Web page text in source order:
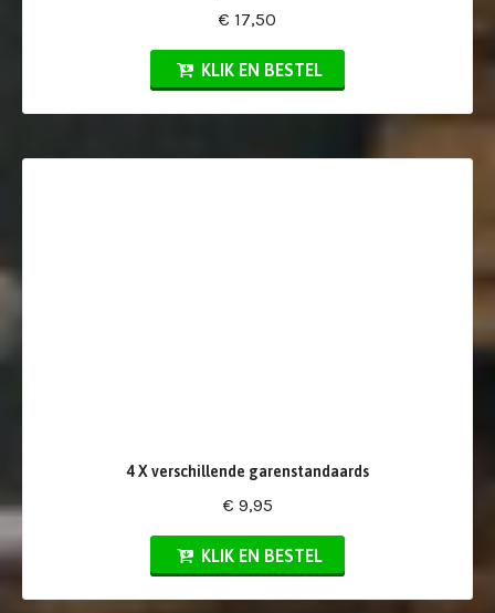
€ 17,50
KLIK EN BESTEL
4 X verschillende garenstandaards
€ 9,95
KLIK EN BESTEL